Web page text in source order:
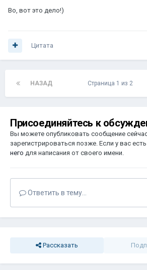
Во, вот это дело!)
Цитата
НАЗАД Страница 1 из 2
Присоединяйтесь к
Вы можете опубликовать сообщение
зарегистрироваться позже. Если у вас есть
него для написания от своего имени.
Ответить в тему...
Рассказать